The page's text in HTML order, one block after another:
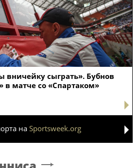
вничейку сыграть». Бубнов
в матче со «Спартаком»
наSportsweek.org